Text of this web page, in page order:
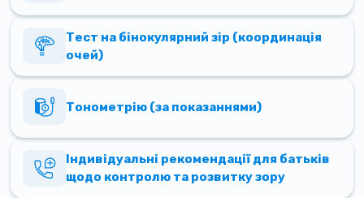
Тест на бінокулярний зір (координація
очей)
Тонометрію (за показаннями)
Індивідуальні рекомендації для батьків
щодо контролю та розвитку зору